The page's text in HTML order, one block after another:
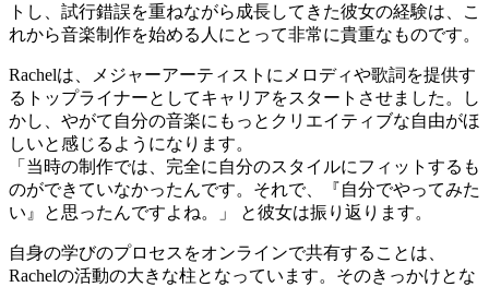
トし、試行錯誤を重ねながら成長してきた彼女の経験は、こ
れから音楽制作を始める人にとって非常に貴重なものです。
Rachelは、メジャーアーティストにメロディや歌詞を提供す
るトップライナーとしてキャリアをスタートさせました。し
かし、やがて自分の音楽にもっとクリエイティブな自由がほ
しいと感じるようになります。
「当時の制作では、完全に自分のスタイルにフィットするも
のができていなかったんです。それで、『自分でやってみた
い』と思ったんですよね。」 と彼女は振り返ります。
自身の学びのプロセスをオンラインで共有することは、
Rachelの活動の大きな柱となっています。そのきっかけとな